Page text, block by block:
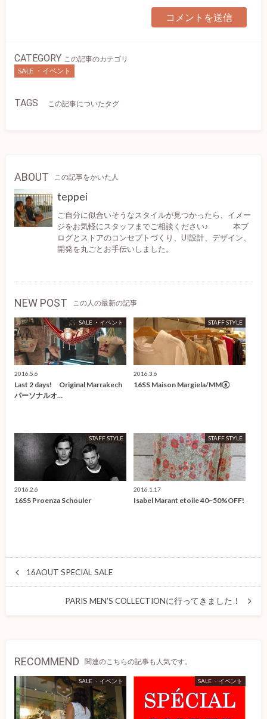
CATEGORY この記事のカテゴリ
SALE ・イベント
TAGS この記事についたタグ
ABOUT この記事をかいた人
teppei
ご自分に似合いそうなスタイルが見つかったら、イメー
ジをお気軽にスタッフまでご相談ください♪ 本ブ
ログとストアのコンセプトづくり、UI設計、デザイン、
開発を丸ごとお手伝いしました。
NEW POST この人の最新の記事
SALE ・イベント
2016.5.6
Last 2 days! Original Marrakech
パーソナルオ…
STAFF STYLE
2016.3.6
16SS Maison Margiela/MM⑥
STAFF STYLE
2016.2.6
16SS Proenza Schouler
STAFF STYLE
2016.1.17
Isabel Marant etoile 40~50%OFF!
16AOUT SPECIAL SALE
PARIS MEN’S COLLECTIONに行ってきました！
RECOMMEND 関連のこちらの記事も人気です。
SALE ・イベント SALE ・イベント